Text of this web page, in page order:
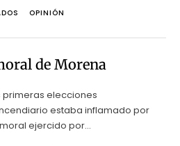
OPINIÓN
de Morena
primeras elecciones
estaba inflamado por
ejercido por...